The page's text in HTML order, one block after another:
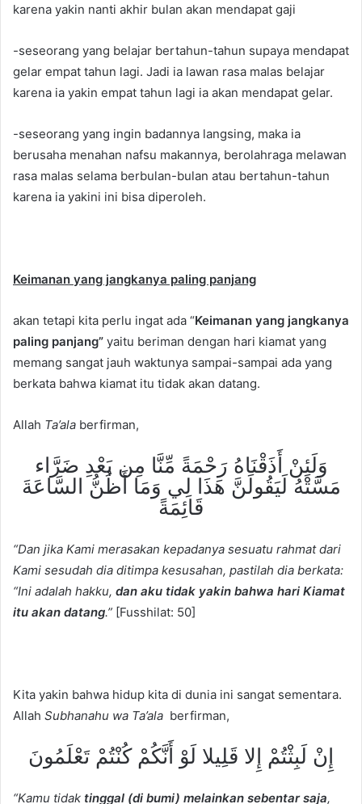
karena yakin nanti akhir bulan akan mendapat gaji
-seseorang yang belajar bertahun-tahun supaya mendapat
gelar empat tahun lagi. Jadi ia lawan rasa malas belajar
karena ia yakin empat tahun lagi ia akan mendapat gelar.
-seseorang yang ingin badannya langsing, maka ia
berusaha menahan nafsu makannya, berolahraga melawan
rasa malas selama berbulan-bulan atau bertahun-tahun
karena ia yakini ini bisa diperoleh.
Keimanan yang jangkanya paling panjang
akan tetapi kita perlu ingat ada “Keimanan yang jangkanya
paling panjang” yaitu beriman dengan hari kiamat yang
memang sangat jauh waktunya sampai-sampai ada yang
berkata bahwa kiamat itu tidak akan datang.
Allah Ta’ala berfirman,
وَلَئِنْ أَذَقْنَاهُ رَحْمَةً مِّنَّا مِن بَعْدِ ضَرَّاء
مَسَّتْهُ لَيَقُولَنَّ هَذَا لِي وَمَا أَظُنُّ السَّاعَةَ
قَائِمَةً
“Dan jika Kami merasakan kepadanya sesuatu rahmat dari
Kami sesudah dia ditimpa kesusahan, pastilah dia berkata:
“Ini adalah hakku, dan aku tidak yakin bahwa hari Kiamat
itu akan datang.” [Fusshilat: 50]
Kita yakin bahwa hidup kita di dunia ini sangat sementara.
Allah Subhanahu wa Ta’ala berfirman,
إِنْ لَبِثْتُمْ إِلا قَلِيلا لَوْ أَنَّكُمْ كُنْتُمْ تَعْلَمُونَ
“Kamu tidak tinggal (di bumi) melainkan sebentar saja,